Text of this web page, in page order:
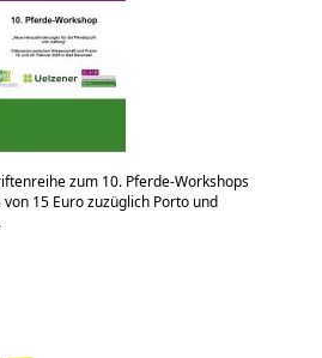
zum 10. Pferde-Workshops
15 Euro zuzüglich Porto und